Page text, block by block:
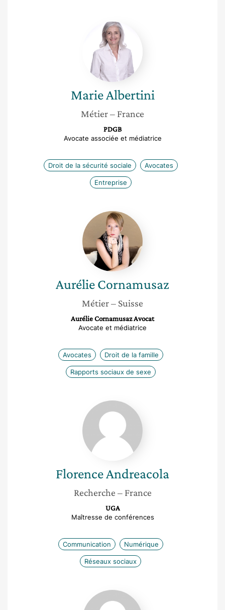
Marie
Albertini
MarieAlbertini
Métier– France
PDGB
Avocate associée et médiatrice
Droit de la sécurité sociale Avocates
Entreprise
Aurélie
Cornamusaz
AurélieCornamusaz
Métier– Suisse
Aurélie Cornamusaz Avocat
Avocate et médiatrice
Avocates Droit de la famille
Rapports sociaux de sexe
Florence
Andreacola
FlorenceAndreacola
Recherche – France
UGA
Maîtresse de conférences
Communication Numérique
Réseaux sociaux
Claire
Bonnelle